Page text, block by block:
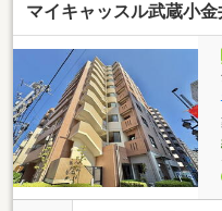
食器洗乾燥機・浴
ットと暮らせます(
有§徒歩8分圏内に
て世帯にもおすす
ン キッチン、浴室
湯器(追い焚き機能
ロス、フローリン
マイキャッスル武蔵小